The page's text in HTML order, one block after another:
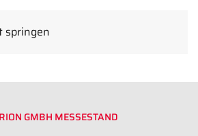
springen
GMBH MESSESTAND